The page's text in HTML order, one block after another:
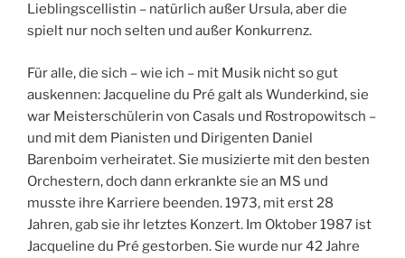
Lieblingscellistin – natürlich außer Ursula, aber die
spielt nur noch selten und außer Konkurrenz.
Für alle, die sich – wie ich – mit Musik nicht so gut
auskennen: Jacqueline du Pré galt als Wunderkind, sie
war Meisterschülerin von Casals und Rostropowitsch –
und mit dem Pianisten und Dirigenten Daniel
Barenboim verheiratet. Sie musizierte mit den besten
Orchestern, doch dann erkrankte sie an MS und
musste ihre Karriere beenden. 1973, mit erst 28
Jahren, gab sie ihr letztes Konzert. Im Oktober 1987 ist
Jacqueline du Pré gestorben. Sie wurde nur 42 Jahre